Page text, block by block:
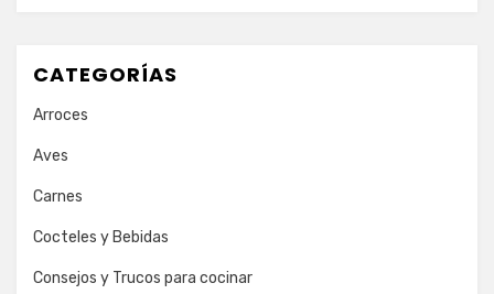
CATEGORÍAS
Arroces
Aves
Carnes
Cocteles y Bebidas
Consejos y Trucos para cocinar